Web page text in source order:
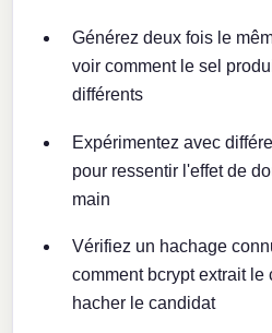
Générez deux fois le
voir comment le sel
différents
Expérimentez avec
pour ressentir l'effet de
main
Vérifiez un hachage
comment bcrypt extrait le
hacher le candidat